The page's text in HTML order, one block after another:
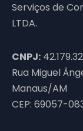
Serviços de
LTDA.
CNPJ:
Rua Miguel
Manaus/AM
CEP: 69057-